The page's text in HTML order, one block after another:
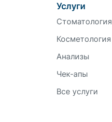
Услуги
Стоматология
Косметология
Анализы
Чек-апы
Все услуги